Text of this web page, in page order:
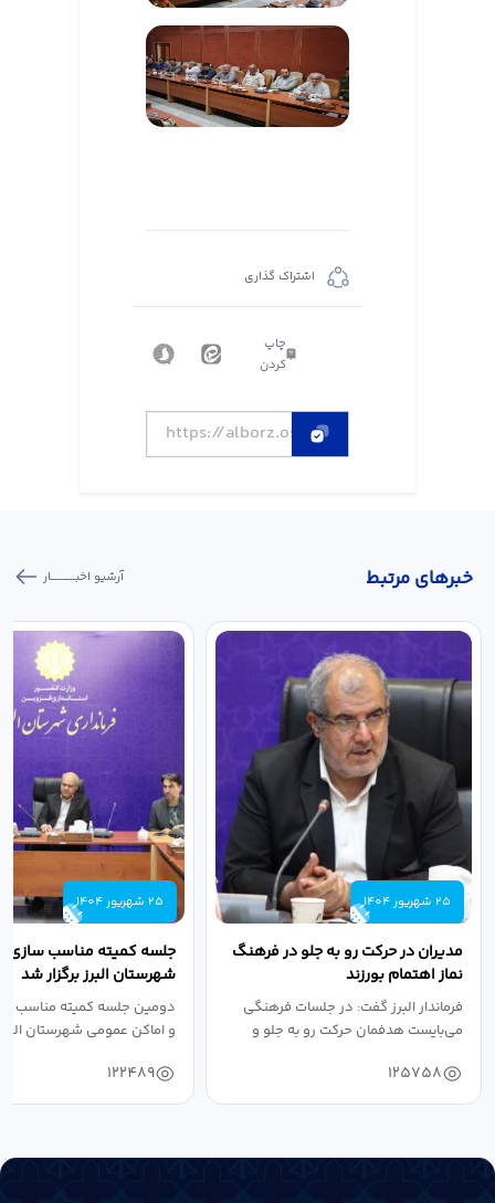
اشتراک گذاری
چاپ
کردن
خبر‌های مرتبط آرشیو اخبـــــــــــار
25 شهریور 1404
مدیران در حرکت رو به جلو در فرهنگ
نماز اهتمام بورزند
فرماندار البرز گفت: در جلسات فرهنگی
می‌بایست هدفمان حرکت رو به جلو و
125758
25 شهریور 1404
جلسه کمیته مناسب سازی
شهرستان البرز برگزار شد
دومین جلسه کمیته مناسب
و اماکن عمومی شهرستان
122489